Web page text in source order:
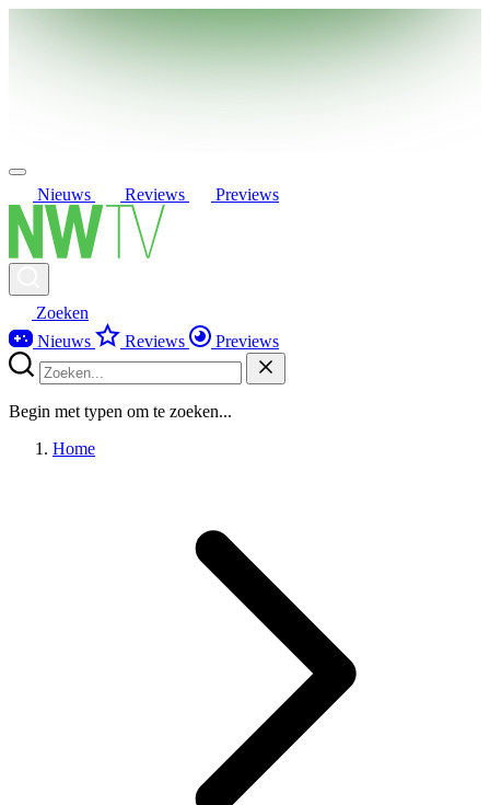
Nieuws Reviews Previews
Zoeken
Nieuws
Reviews Previews
Begin met typen om te zoeken...
Home